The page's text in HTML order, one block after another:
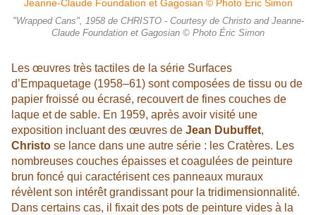
"Wrapped Cans", 1958 de CHRISTO - Courtesy de Christo and Jeanne-
Claude Foundation et Gagosian © Photo Éric Simon
Les œuvres très tactiles de la série Surfaces
d’Empaquetage (1958–61) sont composées de tissu ou de
papier froissé ou écrasé, recouvert de fines couches de
laque et de sable. En 1959, après avoir visité une
exposition incluant des œuvres de Jean Dubuffet,
Christo se lance dans une autre série : les Cratères. Les
nombreuses couches épaisses et coagulées de peinture
brun foncé qui caractérisent ces panneaux muraux
révèlent son intérêt grandissant pour la tridimensionnalité.
Dans certains cas, il fixait des pots de peinture vides à la